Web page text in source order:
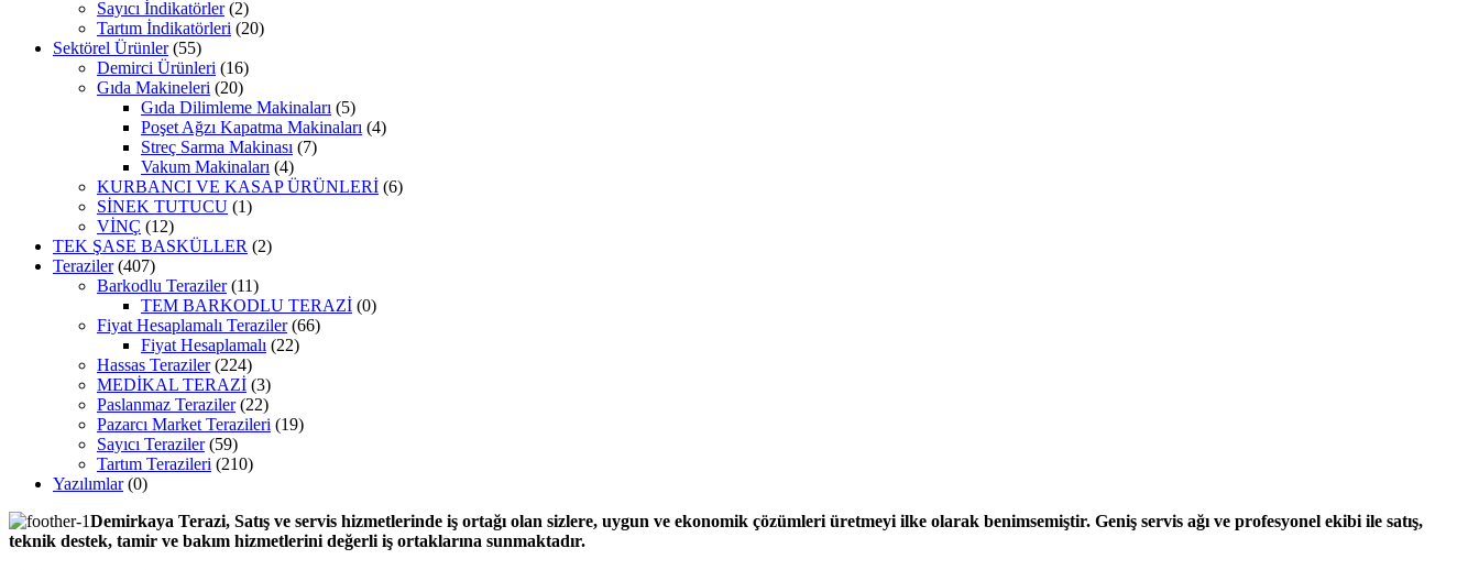
Sayıcı İndikatörler (2)
Tartım İndikatörleri (20)
Sektörel Ürünler (55)
Demirci Ürünleri (16)
Gıda Makineleri (20)
Gıda Dilimleme Makinaları (5)
Poşet Ağzı Kapatma Makinaları (4)
Streç Sarma Makinası (7)
Vakum Makinaları (4)
KURBANCI VE KASAP ÜRÜNLERİ (6)
SİNEK TUTUCU (1)
VİNÇ (12)
TEK ŞASE BASKÜLLER (2)
Teraziler (407)
Barkodlu Teraziler (11)
TEM BARKODLU TERAZİ (0)
Fiyat Hesaplamalı Teraziler (66)
Fiyat Hesaplamalı (22)
Hassas Teraziler (224)
MEDİKAL TERAZİ (3)
Paslanmaz Teraziler (22)
Pazarcı Market Terazileri (19)
Sayıcı Teraziler (59)
Tartım Terazileri (210)
Yazılımlar (0)
Demirkaya Terazi, Satış ve servis hizmetlerinde iş ortağı olan sizlere, uygun ve ekonomik çözümleri üretmeyi ilke olarak benimsemiştir. Geniş servis ağı ve profesyonel ekibi ile satış,
teknik destek, tamir ve bakım hizmetlerini değerli iş ortaklarına sunmaktadır.